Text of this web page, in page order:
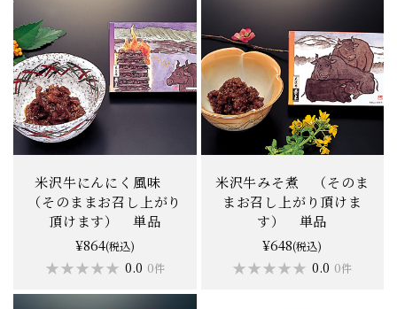
米沢牛にんにく風味
（そのままお召し上がり
頂けます） 単品
¥864(税込)
★★★★★
★★★★★ 0.0 0件
米沢牛みそ煮 （そのま
まお召し上がり頂けま
す） 単品
¥648(税込)
★★★★★
★★★★★ 0.0 0件